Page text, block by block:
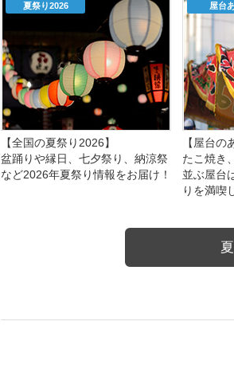
夏祭り2026
【全国の夏祭り2026】
盆踊りや縁日、七夕祭り、納涼祭
など2026年夏祭り情報をお届け！
屋台
【屋台
たこ焼き
並ぶ屋台
りを満喫